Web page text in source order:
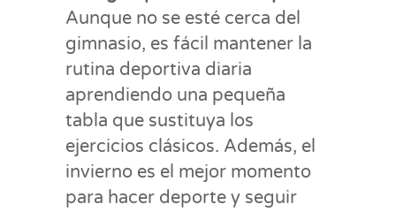
Aunque no se esté cerca del
gimnasio, es fácil mantener la
rutina deportiva diaria
aprendiendo una pequeña
tabla que sustituya los
ejercicios clásicos. Además, el
invierno es el mejor momento
para hacer deporte y seguir